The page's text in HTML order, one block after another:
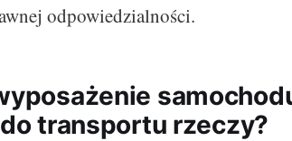
odpowiedzialności.
transportu rzeczy?